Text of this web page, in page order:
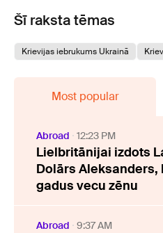
Šī raksta tēmas
Krievijas iebrukums Ukrainā
Most popular
Abroad 12:23 PM
Lielbritānijai izdots
Dolārs Aleksanders,
gadus vecu zēnu
Abroad 9:37 AM